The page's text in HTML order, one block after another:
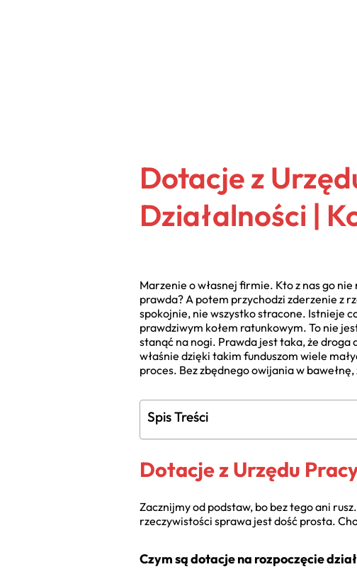
Dotacje z
Działalności |
Marzenie o własnej firmie. Kto z nas go
prawda? A potem przychodzi zderzenie z
spokojnie, nie wszystko stracone. Istnieje
prawdziwym kołem ratunkowym. To nie
stanąć na nogi. Prawda jest taka, że
właśnie dzięki takim funduszom wiele
proces. Bez zbędnego owijania w
Spis Treści
Dotacje z Urzędu
Zacznijmy od podstaw, bo bez tego ani
rzeczywistości sprawa jest dość prosta.
Czym są dotacje na rozpoczęcie